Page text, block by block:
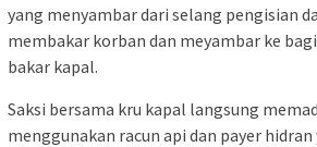
yang menyambar dari selang pengisian
membakar korban dan meyambar ke
bakar kapal.
Saksi bersama kru kapal langsung
menggunakan racun api dan payer